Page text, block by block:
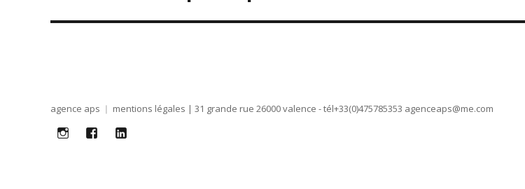
agence aps mentions légales | 31 grande rue 26000 valence - tél+33(0)475785353 agenceaps@me.com